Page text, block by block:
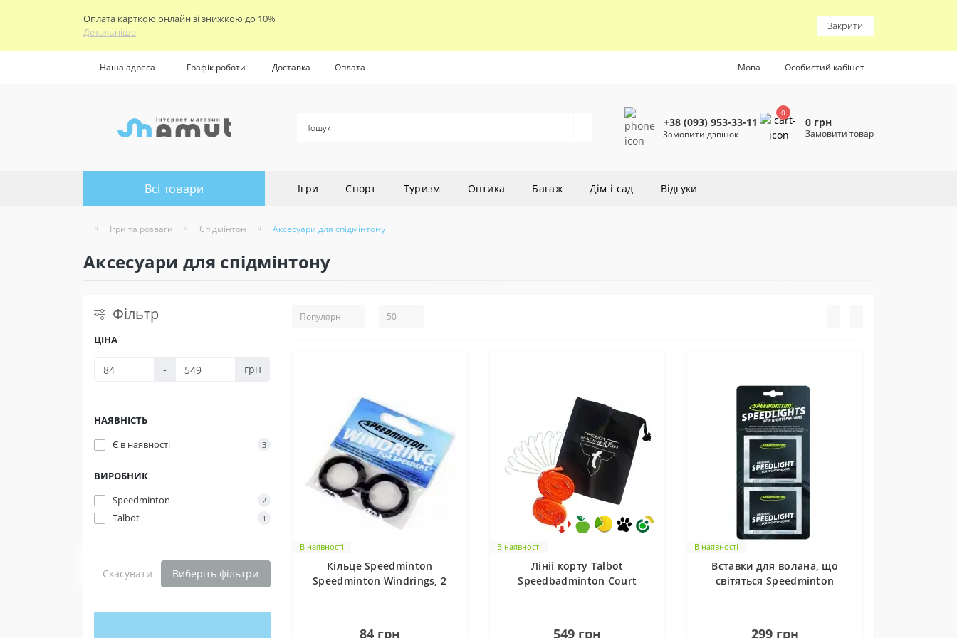
Оплата карткою онлайн зі знижкою до 10%
Детальніше
Закрити
Наша адреса Графік роботи Доставка Оплата Мова Особистий кабінет
+38 (093) 953-33-11
Замовити дзвінок
0
0 грн
Замовити товар
Всі товари Ігри Cпорт Туризм Оптика Багаж Дім і сад Відгуки
Ігри та розваги Спідмінтон Аксесуари для спідмінтону
Аксесуари для спідмінтону
Фільтр
ЦІНА
- грн
НАЯВНІСТЬ
Є в наявності
3
ВИРОБНИК
Speedminton
2
Talbot 1
Скасувати Виберіть фільтри
В наявності
Кільце Speedminton
Speedminton Windrings, 2
84 грн
В наявності
Лініі корту Talbot
Speedbadminton Court
549 грн
В наявності
Вставки для волана, що
світяться Speedminton
299 грн